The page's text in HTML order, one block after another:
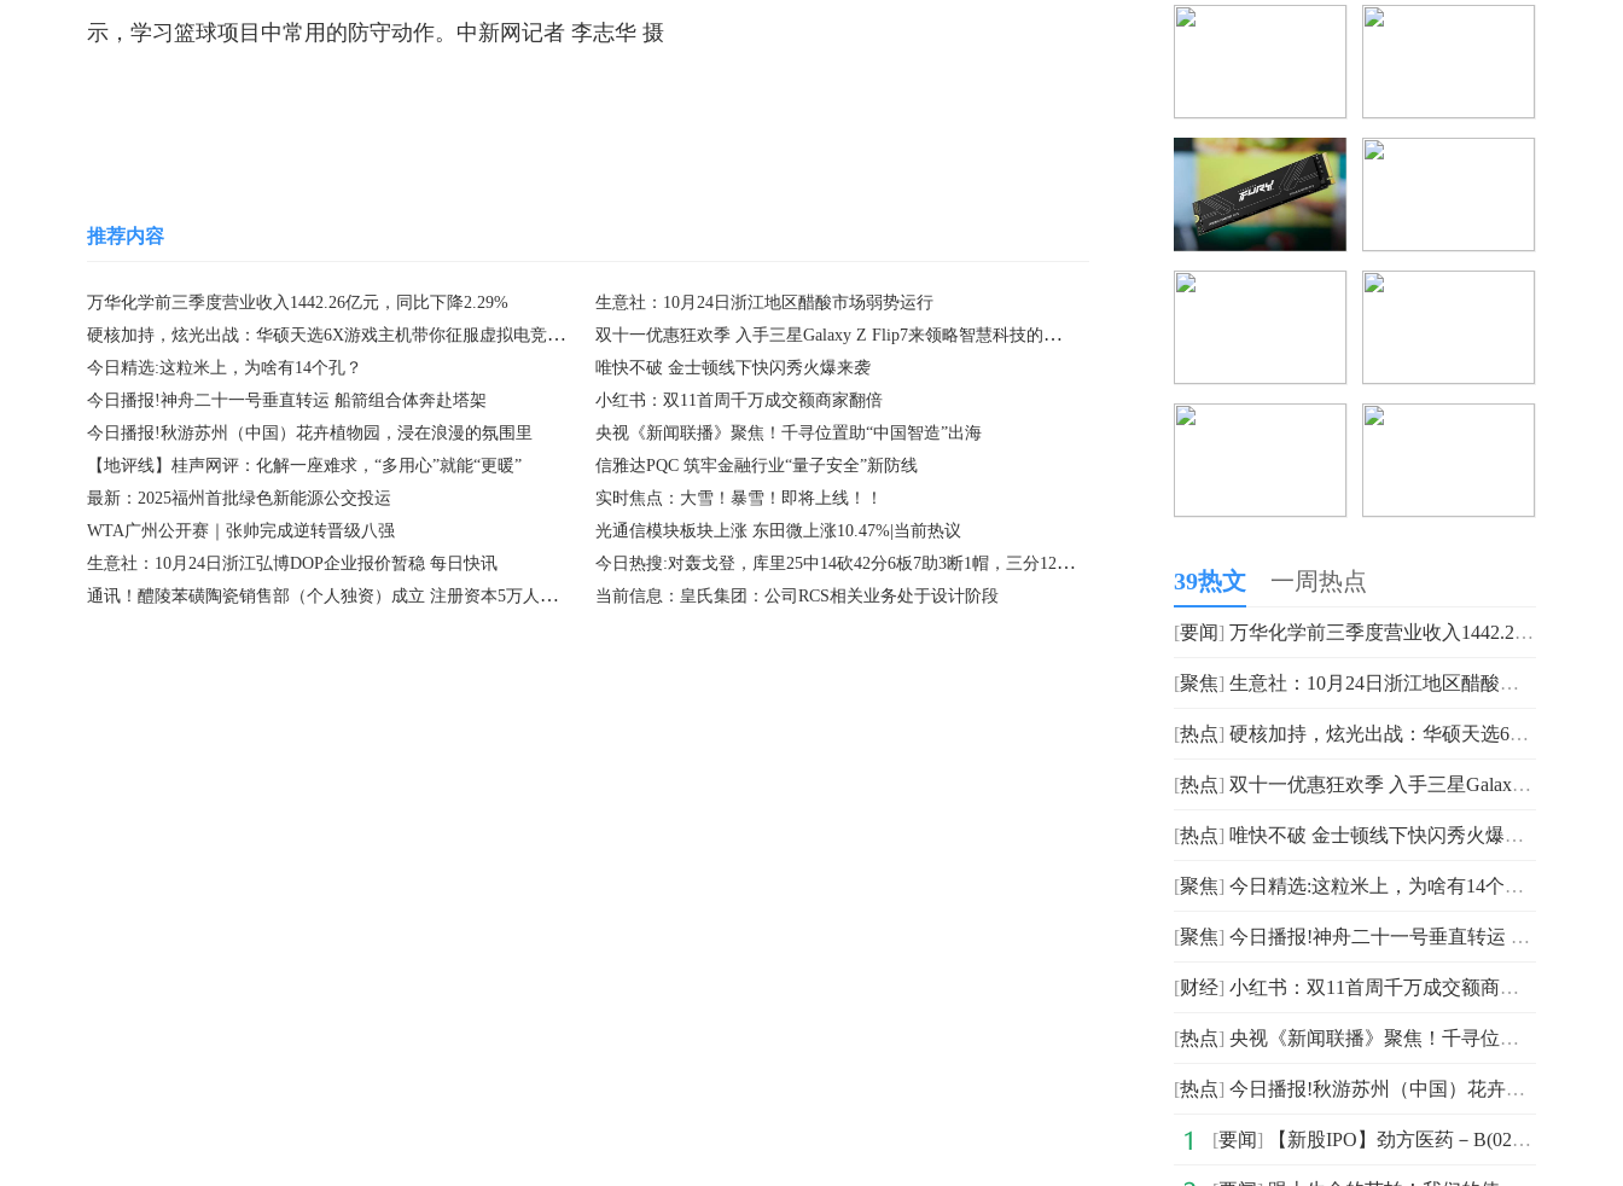
示，学习篮球项目中常用的防守动作。中新网记者 李志华 摄
推荐内容
万华化学前三季度营业收入1442.26亿元，同比下降2.29% 生意社：10月24日浙江地区醋酸市场弱势运行
硬核加持，炫光出战：华硕天选6X游戏主机带你征服虚拟电竞战场 双十一优惠狂欢季 入手三星Galaxy Z Flip7来领略智慧科技的魅力
今日精选:这粒米上，为啥有14个孔？
唯快不破 金士顿线下快闪秀火爆来袭
今日播报!神舟二十一号垂直转运 船箭组合体奔赴塔架
小红书：双11首周千万成交额商家翻倍
今日播报!秋游苏州（中国）花卉植物园，浸在浪漫的氛围里
央视《新闻联播》聚焦！千寻位置助“中国智造”出海
【地评线】桂声网评：化解一座难求，“多用心”就能“更暖”
信雅达PQC 筑牢金融行业“量子安全”新防线
最新：2025福州首批绿色新能源公交投运
实时焦点：大雪！暴雪！即将上线！！
WTA广州公开赛｜张帅完成逆转晋级八强
光通信模块板块上涨 东田微上涨10.47%|当前热议
生意社：10月24日浙江弘博DOP企业报价暂稳 每日快讯
今日热搜:对轰戈登，库里25中14砍42分6板7助3断1帽，三分12中6
通讯！醴陵苯磺陶瓷销售部（个人独资）成立 注册资本5万人民币
当前信息：皇氏集团：公司RCS相关业务处于设计阶段
39热文 一周热点
[要闻] 万华化学前三季度营业收入1442.26亿元，同比下降2.29%
[聚焦] 生意社：10月24日浙江地区醋酸市场弱势运行
[热点] 硬核加持，炫光出战：华硕天选6X游戏主机带你征服虚拟电竞战场
[热点] 双十一优惠狂欢季 入手三星Galaxy Z Flip7来领略智慧科技的魅力
[热点] 唯快不破 金士顿线下快闪秀火爆来袭
[聚焦] 今日精选:这粒米上，为啥有14个孔？
[聚焦] 今日播报!神舟二十一号垂直转运 船箭组合体奔赴塔架
[财经] 小红书：双11首周千万成交额商家翻倍
[热点] 央视《新闻联播》聚焦！千寻位置助“中国智造”出海
[热点] 今日播报!秋游苏州（中国）花卉植物园，浸在浪漫的氛围里
[要闻] 【新股IPO】劲方医药－B(02595)首挂收报42.1港元 较招股价高106.47%